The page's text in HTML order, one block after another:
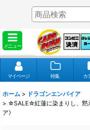
メニュー
マイページ 特集 カ
ホーム > ドラゴンエンパイア
> ☆SALE☆紅蓮に染まりし、黙
ア》